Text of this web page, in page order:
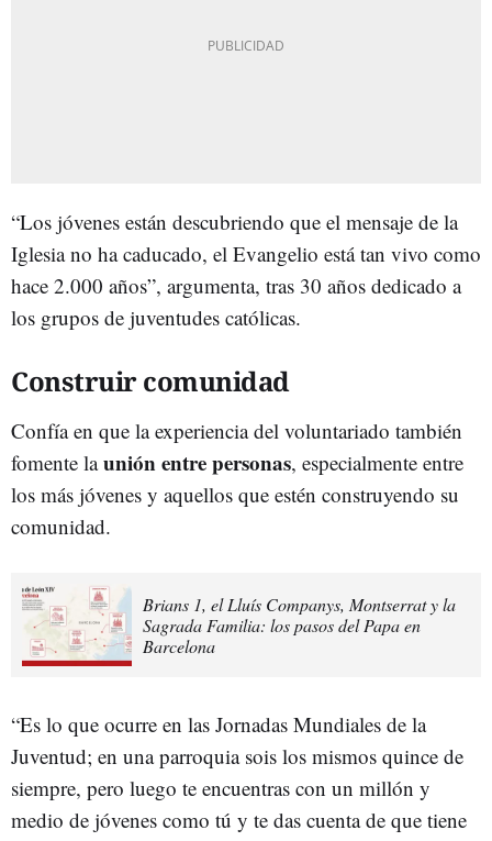
“Los jóvenes están descubriendo que el mensaje de la
Iglesia no ha caducado, el Evangelio está tan vivo como
hace 2.000 años”, argumenta, tras 30 años dedicado a
los grupos de juventudes católicas.
Construir comunidad
Confía en que la experiencia del voluntariado también
fomente launión entre personas, especialmente entre
los más jóvenes y aquellos que estén construyendo su
comunidad.
Brians 1, el Lluís Companys, Montserrat y la
Sagrada Familia: los pasos del Papa en
Barcelona
“Es lo que ocurre en las Jornadas Mundiales de la
Juventud; en una parroquia sois los mismos quince de
siempre, pero luego te encuentras con un millón y
medio de jóvenes como tú y te das cuenta de que tiene